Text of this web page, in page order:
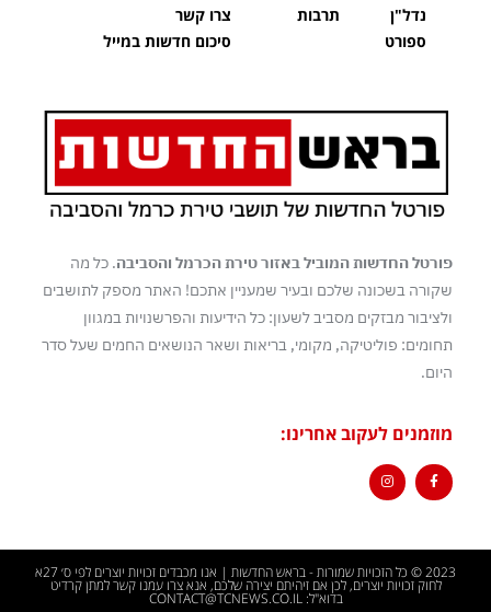
נדל"ן
ספורט
תרבות
צרו קשר
סיכום חדשות במייל
פורטל החדשות המוביל באזור טירת הכרמל והסביבה. כל מה
שקורה בשכונה שלכם ובעיר שמעניין אתכם! האתר מספק לתושבים
ולציבור מבזקים מסביב לשעון: כל הידיעות והפרשנויות במגוון
תחומים: פוליטיקה, מקומי, בריאות ושאר הנושאים החמים שעל סדר
היום.
מוזמנים לעקוב אחרינו:
2023 © כל הזכויות שמורות - בראש החדשות | אנו מכבדים זכויות יוצרים לפי ס׳ 27א
לחוק זכויות יוצרים, לכן אם זיהיתם יצירה שלכם, אנא צרו עמנו קשר למתן קרדיט
בדוא"ל: CONTACT@TCNEWS.CO.IL